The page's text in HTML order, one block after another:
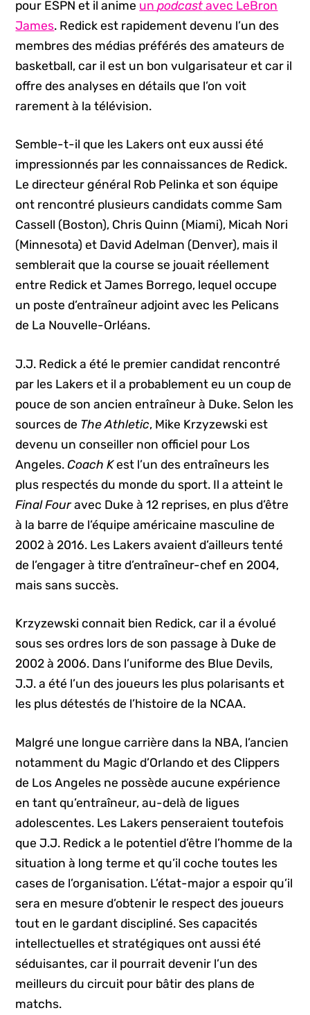
pour ESPN et il anime unpodcast avec LeBron
James. Redick est rapidement devenu l’un des
membres des médias préférés des amateurs de
basketball, car il est un bon vulgarisateur et car il
offre des analyses en détails que l’on voit
rarement à la télévision.
Semble-t-il que les Lakers ont eux aussi été
impressionnés par les connaissances de Redick.
Le directeur général Rob Pelinka et son équipe
ont rencontré plusieurs candidats comme Sam
Cassell (Boston), Chris Quinn (Miami), Micah Nori
(Minnesota) et David Adelman (Denver), mais il
semblerait que la course se jouait réellement
entre Redick et James Borrego, lequel occupe
un poste d’entraîneur adjoint avec les Pelicans
de La Nouvelle-Orléans.
J.J. Redick a été le premier candidat rencontré
par les Lakers et il a probablement eu un coup de
pouce de son ancien entraîneur à Duke. Selon les
sources de The Athletic, Mike Krzyzewski est
devenu un conseiller non officiel pour Los
Angeles.Coach Kest l’un des entraîneurs les
plus respectés du monde du sport. Il a atteint le
Final Fouravec Duke à 12 reprises, en plus d’être
à la barre de l’équipe américaine masculine de
2002 à 2016. Les Lakers avaient d’ailleurs tenté
de l’engager à titre d’entraîneur-chef en 2004,
mais sans succès.
Krzyzewski connait bien Redick, car il a évolué
sous ses ordres lors de son passage à Duke de
2002 à 2006. Dans l’uniforme des Blue Devils,
J.J. a été l’un des joueurs les plus polarisants et
les plus détestés de l’histoire de la NCAA.
Malgré une longue carrière dans la NBA, l’ancien
notamment du Magic d’Orlando et des Clippers
de Los Angeles ne possède aucune expérience
en tant qu’entraîneur, au-delà de ligues
adolescentes. Les Lakers penseraient toutefois
que J.J. Redick a le potentiel d’être l’homme de la
situation à long terme et qu’il coche toutes les
cases de l’organisation. L’état-major a espoir qu’il
sera en mesure d’obtenir le respect des joueurs
tout en le gardant discipliné. Ses capacités
intellectuelles et stratégiques ont aussi été
séduisantes, car il pourrait devenir l’un des
meilleurs du circuit pour bâtir des plans de
matchs.